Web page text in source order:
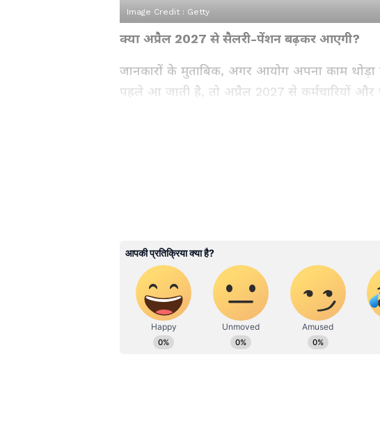
Image Credit : Getty
क्या अप्रैल 2027 से सैलरी-पेंशन बढ़कर आएगी?
जानकारों के मुताबिक, अगर आयोग अपना काम
पहले आ जाती है, तो अप्रैल 2027 से कर्मचारियों
सरकारी कर्मचारियों की सैलरी